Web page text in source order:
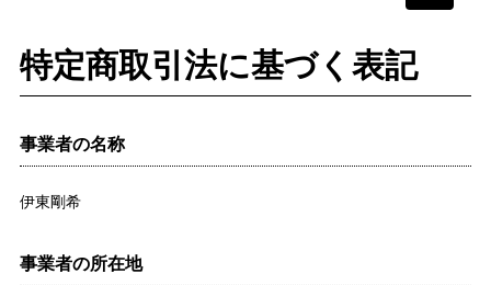
特定商取引法に基づく表記
事業者の名称
伊東剛希
事業者の所在地